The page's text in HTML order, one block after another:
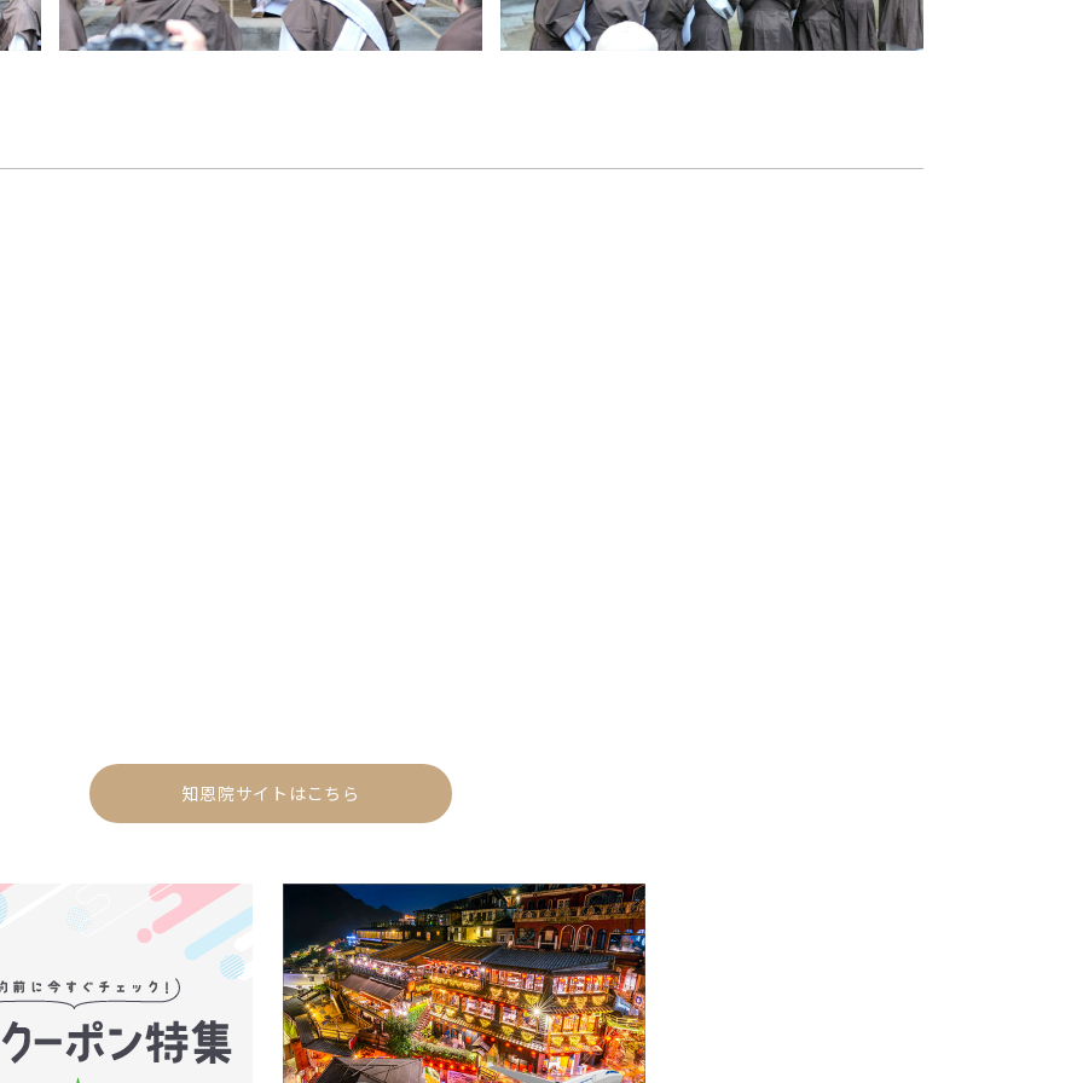
知恩院サイトはこちら